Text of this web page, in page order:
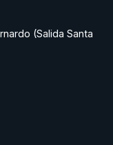
(Salida Santa